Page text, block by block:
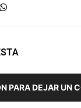
PARA DEJAR UN